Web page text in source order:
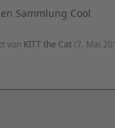
Sammlung Cool
von KITT the Cat (7. Mai